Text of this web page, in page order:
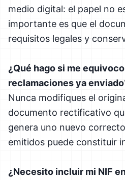
medio digital: el papel no
importante es que el
requisitos legales y
¿Qué hago si me
reclamaciones ya
Nunca modifiques el
documento rectificativo
genera uno nuevo
emitidos puede constituir
¿Necesito incluir mi NIF